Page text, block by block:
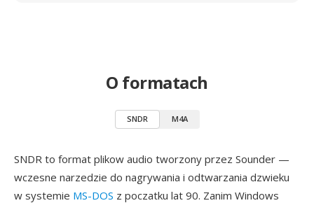
O formatach
SNDR M4A
SNDR to format plikow audio tworzony przez Sounder —
wczesne narzedzie do nagrywania i odtwarzania dzwieku
w systemie MS-DOS z poczatku lat 90. Zanim Windows